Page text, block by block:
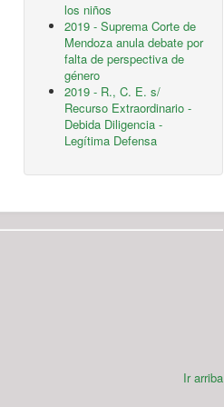
los niños
2019 - Suprema Corte de
Mendoza anula debate por
falta de perspectiva de
género
2019 - R., C. E. s/
Recurso Extraordinario -
Debida Diligencia -
Legítima Defensa
Ir arriba